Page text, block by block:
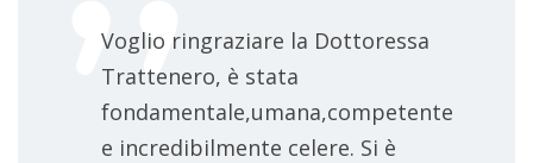
Voglio ringraziare la Dottoressa
Trattenero, è stata
fondamentale,umana,competente
e incredibilmente celere. Si è